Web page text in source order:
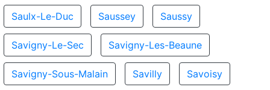
Saulx-Le-Duc Saussey Saussy
Savigny-Le-Sec Savigny-Les-Beaune
Savigny-Sous-Malain Savilly Savoisy